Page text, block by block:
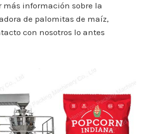
más información sobre la
de palomitas de maíz,
con nosotros lo antes